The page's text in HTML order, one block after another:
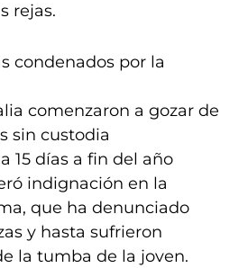
rejas.
condenados por la
comenzaron a gozar de
sin custodia
15 días a fin del año
indignación en la
que ha denunciado
y hasta sufrieron
la tumba de la joven.